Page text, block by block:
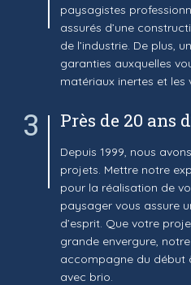
paysagistes
assurés d’une
de l’industrie. De plus,
garanties auxquelles
matériaux inertes et les
3 Près de 20 ans
Depuis 1999, nous
projets. Mettre notre
pour la réalisation de
paysager vous assure
d’esprit. Que votre
grande envergure,
accompagne du début
avec brio.